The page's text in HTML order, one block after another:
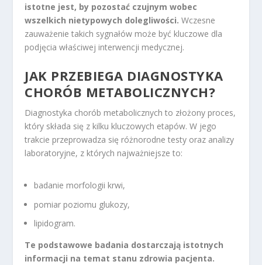
istotne jest, by pozostać czujnym wobec
wszelkich nietypowych dolegliwości. Wczesne
zauważenie takich sygnałów może być kluczowe dla
podjęcia właściwej interwencji medycznej.
JAK PRZEBIEGA DIAGNOSTYKA
CHORÓB METABOLICZNYCH?
Diagnostyka chorób metabolicznych to złożony proces,
który składa się z kilku kluczowych etapów. W jego
trakcie przeprowadza się różnorodne testy oraz analizy
laboratoryjne, z których najważniejsze to:
badanie morfologii krwi,
pomiar poziomu glukozy,
lipidogram.
Te podstawowe badania dostarczają istotnych
informacji na temat stanu zdrowia pacjenta.